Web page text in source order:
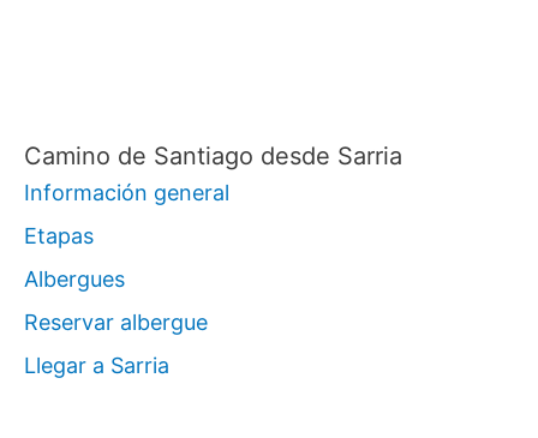
Camino de Santiago desde Sarria
Información general
Etapas
Albergues
Reservar albergue
Llegar a Sarria